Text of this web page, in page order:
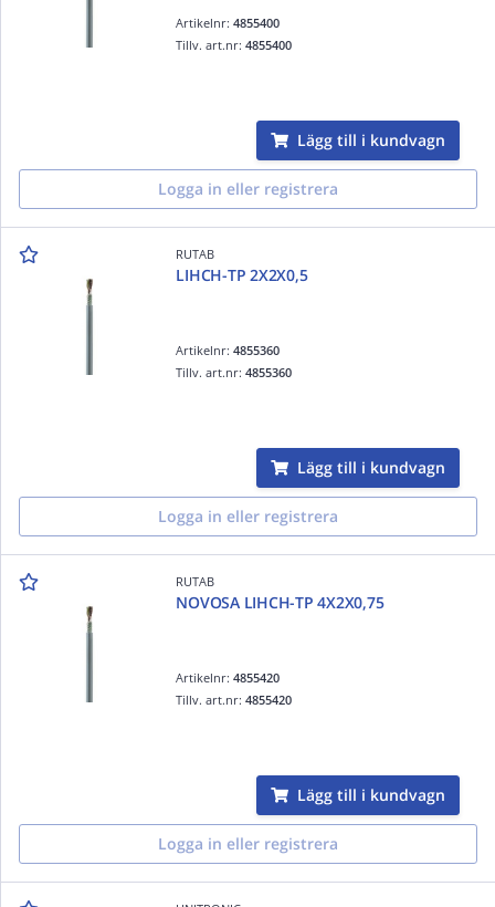
Artikelnr:4855400
Tillv. art.nr:4855400
Lägg till i kundvagn
Logga in eller registrera
RUTAB
LIHCH-TP 2X2X0,5
Artikelnr:4855360
Tillv. art.nr:4855360
Lägg till i kundvagn
Logga in eller registrera
RUTAB
NOVOSA LIHCH-TP 4X2X0,75
Artikelnr:4855420
Tillv. art.nr:4855420
Lägg till i kundvagn
Logga in eller registrera